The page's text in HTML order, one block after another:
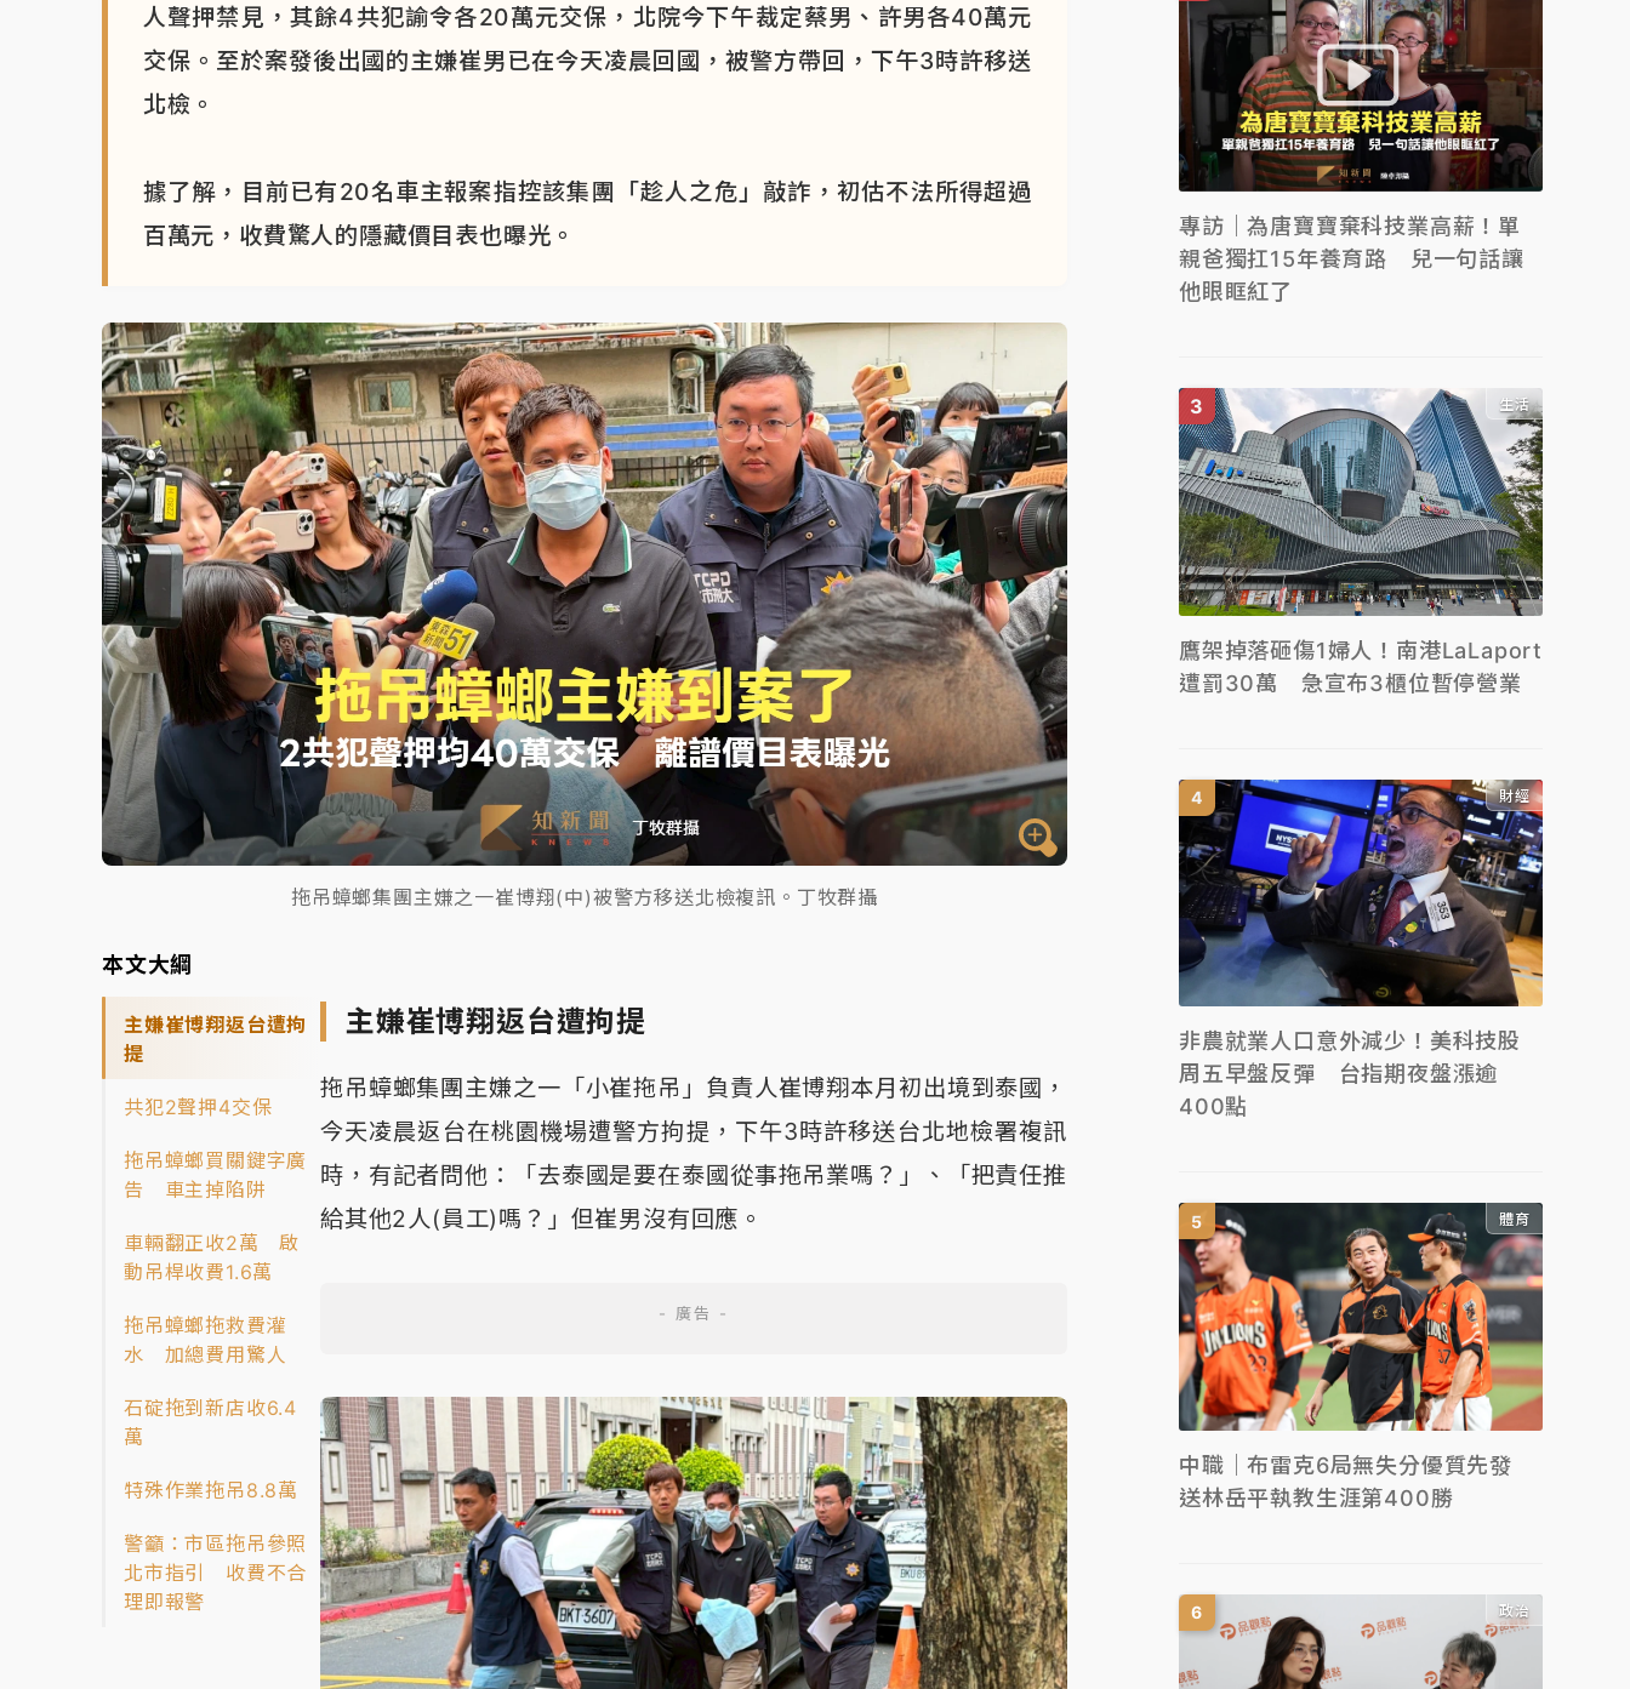
人聲押禁見，其餘4共犯諭令各20萬元交保，北院今下午裁定蔡男、許男各40萬元
交保。至於案發後出國的主嫌崔男已在今天凌晨回國，被警方帶回，下午3時許移送
北檢。
據了解，目前已有20名車主報案指控該集團「趁人之危」敲詐，初估不法所得超過
百萬元，收費驚人的隱藏價目表也曝光。
拖吊蟑螂集團主嫌之一崔博翔(中)被警方移送北檢複訊。丁牧群攝
本文大綱
主嫌崔博翔返台遭拘
提
共犯2聲押4交保
拖吊蟑螂買關鍵字廣
告 車主掉陷阱
車輛翻正收2萬 啟
動吊桿收費1.6萬
拖吊蟑螂拖救費灌
水 加總費用驚人
石碇拖到新店收6.4
萬
特殊作業拖吊8.8萬
警籲：市區拖吊參照
北市指引 收費不合
理即報警
主嫌崔博翔返台遭拘提
拖吊蟑螂集團主嫌之一「小崔拖吊」負責人崔博翔本月初出境到泰國，
今天凌晨返台在桃園機場遭警方拘提，下午3時許移送台北地檢署複訊
時，有記者問他：「去泰國是要在泰國從事拖吊業嗎？」、「把責任推
給其他2人(員工)嗎？」但崔男沒有回應。
專訪｜為唐寶寶棄科技業高薪！單
親爸獨扛15年養育路 兒一句話讓
他眼眶紅了
生活
鷹架掉落砸傷1婦人！南港LaLaport
遭罰30萬 急宣布3櫃位暫停營業
財經
非農就業人口意外減少！美科技股
周五早盤反彈 台指期夜盤漲逾
400點
體育
中職｜布雷克6局無失分優質先發
送林岳平執教生涯第400勝
政治